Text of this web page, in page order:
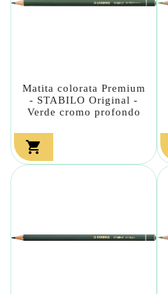
Matita colorata Premium
- STABILO Original -
Verde cromo profondo
